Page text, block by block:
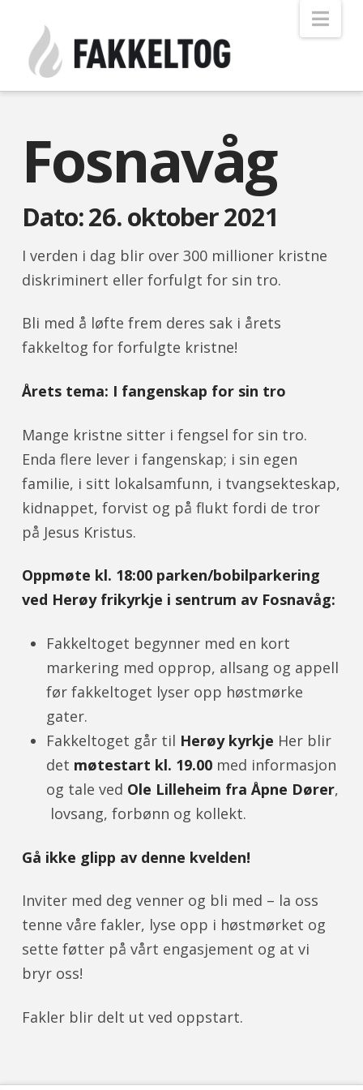
Fosnavåg
Dato: 26. oktober 2021
I verden i dag blir over 300 millioner kristne
diskriminert eller forfulgt for sin tro.
Bli med å løfte frem deres sak i årets
fakkeltog for forfulgte kristne!
Årets tema: I fangenskap for sin tro
Mange kristne sitter i fengsel for sin tro.
Enda flere lever i fangenskap; i sin egen
familie, i sitt lokalsamfunn, i tvangsekteskap,
kidnappet, forvist og på flukt fordi de tror
på Jesus Kristus.
Oppmøte kl. 18:00 parken/bobilparkering
ved Herøy frikyrkje i sentrum av Fosnavåg:
Fakkeltoget begynner med en kort
markering med opprop, allsang og appell
før fakkeltoget lyser opp høstmørke
gater.
Fakkeltoget går til Herøy kyrkje Her blir
det møtestart kl. 19.00med informasjon
og tale ved Ole Lilleheim fra Åpne Dører,
lovsang, forbønn og kollekt.
Gå ikke glipp av denne kvelden!
Inviter med deg venner og bli med – la oss
tenne våre fakler, lyse opp i høstmørket og
sette føtter på vårt engasjement og at vi
bryr oss!
Fakler blir delt ut ved oppstart.